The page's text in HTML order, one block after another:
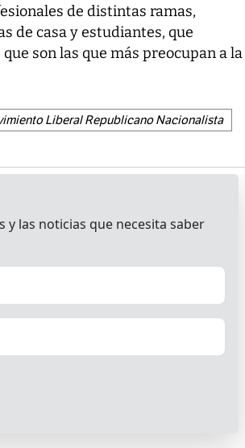
de distintas ramas,
de casa y estudiantes, que
son las que más preocupan a la
Liberal Republicano Nacionalista